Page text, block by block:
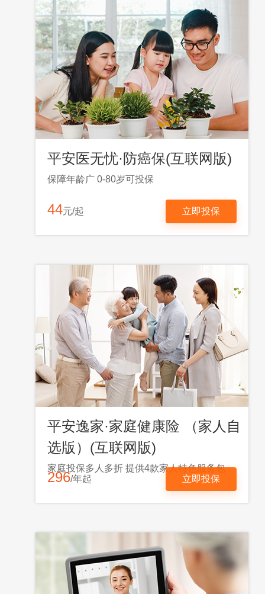
平安医无忧·防癌保(互联网版)
保障年龄广 0-80岁可投保
44元/起 立即投保
平安逸家·家庭健康险 （家人自
选版）(互联网版)
家庭投保多人多折 提供4款家人特色服务包
296/年起 立即投保